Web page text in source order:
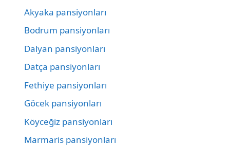
Akyaka pansiyonları
Bodrum pansiyonları
Dalyan pansiyonları
Datça pansiyonları
Fethiye pansiyonları
Göcek pansiyonları
Köyceğiz pansiyonları
Marmaris pansiyonları